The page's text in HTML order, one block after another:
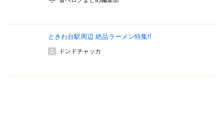
ときわ台駅周辺 絶品ラーメン特集!!
ドンドチャッカ